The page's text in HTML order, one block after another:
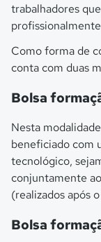
trabalhadores
Como forma de
conta com duas
Bolsa
Nesta
beneficiado com
tecnológico,
conjuntamente
(realizados após
Bolsa